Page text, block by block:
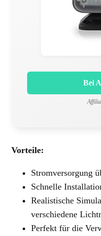
Bei
Vorteile:
Stromversorgung
Schnelle
Realistische
verschiedene
Perfekt für die